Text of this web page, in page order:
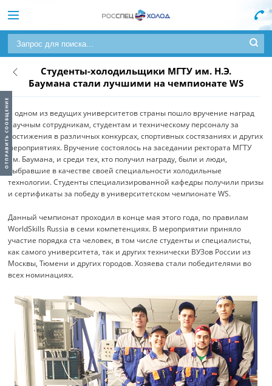
Студенты-холодильщики МГТУ им. Н.Э.
Баумана стали лучшими на чемпионате WS
В одном из ведущих университетов страны пошло вручение наград
научным сотрудникам, студентам и техническому персоналу за
достижения в различных конкурсах, спортивных состязаниях и других
мероприятиях. Вручение состоялось на заседании ректората МГТУ
им. Баумана, и среди тех, кто получил награду, были и люди,
выбравшие в качестве своей специальности холодильные
технологии. Студенты специализированной кафедры получили призы
и сертификаты за победу в университетском чемпионате WS.
Данный чемпионат проходил в конце мая этого года, по правилам
WorldSkills Russia в семи компетенциях. В мероприятии приняло
участие порядка ста человек, в том числе студенты и специалисты,
как самого университета, так и других технически ВУЗов России из
Москвы, Тюмени и других городов. Хозяева стали победителями во
всех номинациях.